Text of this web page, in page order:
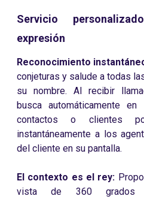
Servicio
expresión
Reconocimiento
conjeturas y salude a todas
su nombre. Al recibir
busca automáticamente
contactos o clientes
instantáneamente a los
del cliente en su pantalla.
El contexto es el rey:
vista de 360 grados